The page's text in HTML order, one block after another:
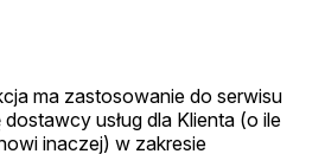
ma zastosowanie do serwisu
usług dla Klienta (o ile
inaczej) w zakresie